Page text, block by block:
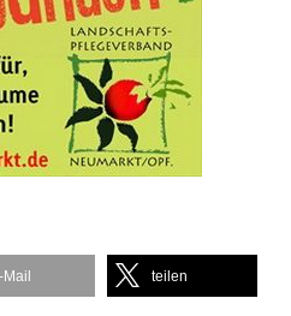
Mail teilen